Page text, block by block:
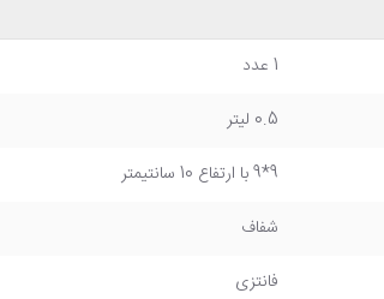
1 عدد
0.5 لیتر
9*9 با ارتفاع 10 سانتیمتر
شفاف
فانتزی